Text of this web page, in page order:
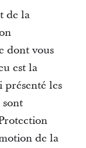
de la
dont vous
est la
les
de la